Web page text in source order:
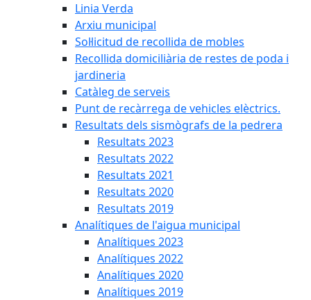
Linia Verda
Arxiu municipal
Sol·licitud de recollida de mobles
Recollida domiciliària de restes de poda i
jardineria
Catàleg de serveis
Punt de recàrrega de vehicles elèctrics.
Resultats dels sismògrafs de la pedrera
Resultats 2023
Resultats 2022
Resultats 2021
Resultats 2020
Resultats 2019
Analítiques de l'aigua municipal
Analítiques 2023
Analítiques 2022
Analítiques 2020
Analítiques 2019